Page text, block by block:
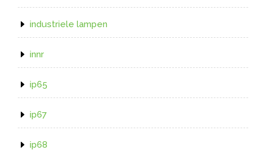
industriele lampen
innr
ip65
ip67
ip68